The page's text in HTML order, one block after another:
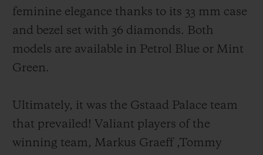
feminine elegance thanks to its 33 mm case
and bezel set with 36 diamonds. Both
models are available in Petrol Blue or Mint
Green.
Ultimately, it was the Gstaad Palace team
that prevailed! Valiant players of the
winning team, Markus Graeff ,Tommy